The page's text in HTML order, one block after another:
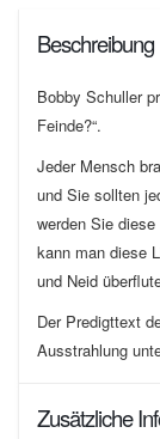
Beschreibung
Bobby Schuller
Feinde?“.
Jeder Mensch
und Sie sollten
werden Sie
kann man diese
und Neid
Der Predigttext
Ausstrahlung
Zusätzliche